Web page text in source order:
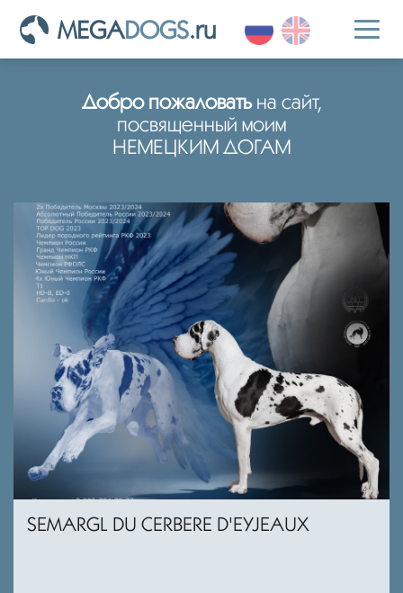
MEGADOGS.ru
Добро пожаловатьна сайт,
посвященный моим
НЕМЕЦКИМ ДОГАМ
SEMARGL DU CERBERE D'EYJEAUX